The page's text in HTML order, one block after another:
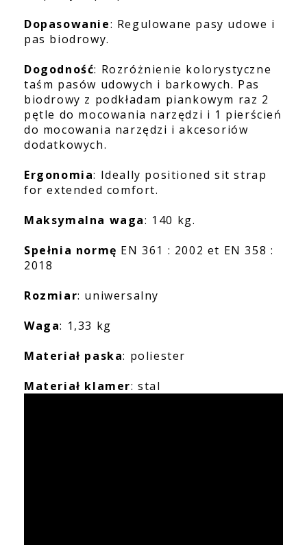
Dopasowanie: Regulowane pasy udowe i
pas biodrowy.
Dogodność: Rozróżnienie kolorystyczne
taśm pasów udowych i barkowych. Pas
biodrowy z podkładam piankowym raz 2
pętle do mocowania narzędzi i 1 pierścień
do mocowania narzędzi i akcesoriów
dodatkowych.
Ergonomia: Ideally positioned sit strap
for extended comfort.
Maksymalna waga: 140 kg.
Spełnia normę EN 361 : 2002 et EN 358 :
2018
Rozmiar: uniwersalny
Waga: 1,33 kg
Materiał paska: poliester
Materiał klamer: stal